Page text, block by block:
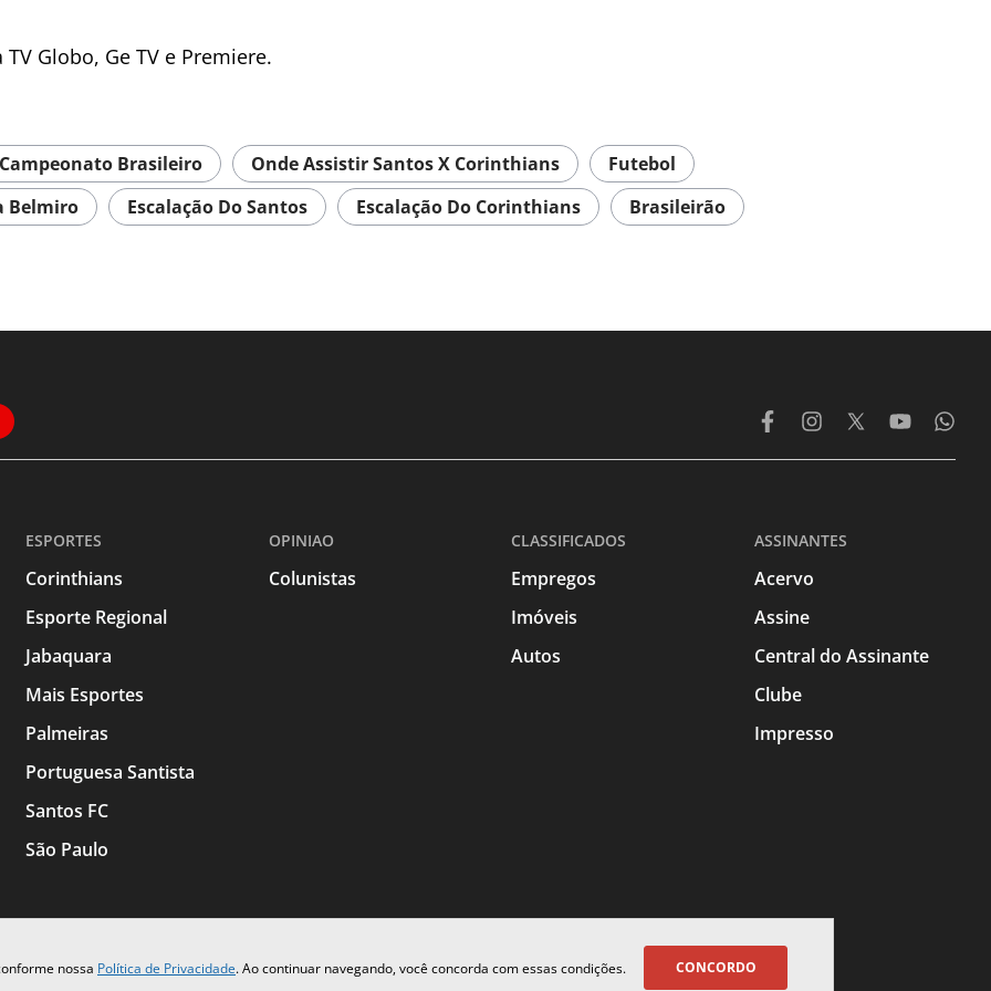
Globo, Ge TV e Premiere.
Campeonato Brasileiro Onde Assistir Santos X Corinthians
Futebol
Belmiro
Escalação Do Santos Escalação Do Corinthians Brasileirão
nossa Política de Privacidade. Ao continuar navegando, você concorda com essas condições. CONCORDO
ESPORTES
Corinthians
Esporte Regional
Jabaquara
Mais Esportes
Palmeiras
Portuguesa Santista
Santos FC
São Paulo
OPINIAO
Colunistas
CLASSIFICADOS
Empregos
Imóveis
Autos
ASSINANTES
Acervo
Assine
Central do Assinante
Clube
Impresso